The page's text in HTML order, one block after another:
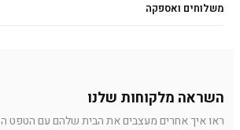
משלוחים ואספקה
השראה מלקוחות שלנו
ראו איך אחרים מעצבים את הבית שלהם עם הטפט